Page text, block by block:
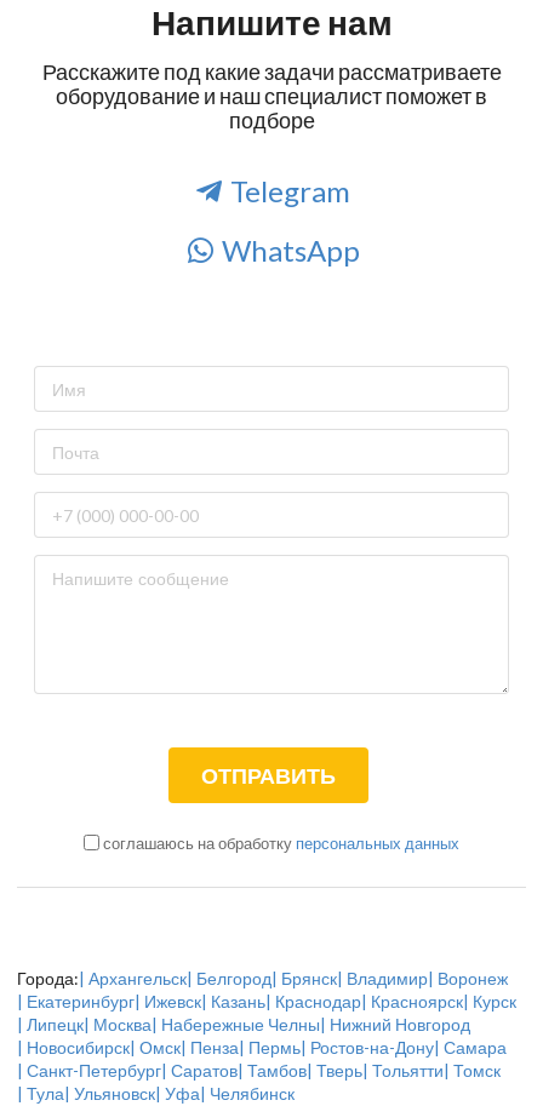
Напишите нам
Расскажите под какие задачи рассматриваете
оборудование и наш специалист поможет в
подборе
Telegram
WhatsApp
соглашаюсь на обработку персональных данных
Города:| Архангельск| Белгород| Брянск| Владимир| Воронеж
| Екатеринбург| Ижевск| Казань| Краснодар| Красноярск| Курск
| Липецк| Москва| Набережные Челны| Нижний Новгород
| Новосибирск| Омск| Пенза| Пермь| Ростов-на-Дону| Самара
| Санкт-Петербург| Саратов| Тамбов| Тверь| Тольятти| Томск
| Тула| Ульяновск| Уфа| Челябинск